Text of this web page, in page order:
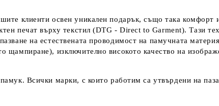
клиенти освен уникален подарък, също така комфорт
печат върху текстил (DTG - Direct to Garment). Тази
на естествената проводимост на памучната
щампиране), изключително високото качество на
Всички марки, с които работим са утвърдени на